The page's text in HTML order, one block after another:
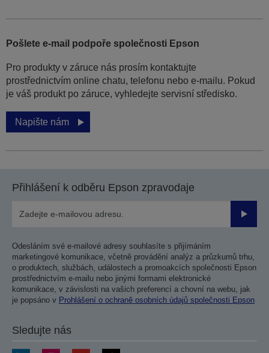
Pošlete e-mail podpoře společnosti Epson
Pro produkty v záruce nás prosím kontaktujte
prostřednictvím online chatu, telefonu nebo e-mailu. Pokud
je váš produkt po záruce, vyhledejte servisní středisko.
Napište nám
Přihlášení k odběru Epson zpravodaje
Odesláním své e-mailové adresy souhlasíte s přijímáním
marketingové komunikace, včetně provádění analýz a průzkumů trhu,
o produktech, službách, událostech a promoakcích společnosti Epson
prostřednictvím e-mailu nebo jinými formami elektronické
komunikace, v závislosti na vašich preferencí a chovní na webu, jak
je popsáno v Prohlášení o ochraně osobních údajů společnosti Epson
Sledujte nás